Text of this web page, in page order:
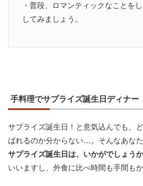
・普段、ロマンティックなことを
してみましょう。
手料理でサプライズ誕生日ディナー
サプライズ誕生日！と意気込んでも、
ばれるのか分からない…。そんなあな
サプライズ誕生日は、いかがでしょうか
いいますし、外食に比べ時間も手間もか